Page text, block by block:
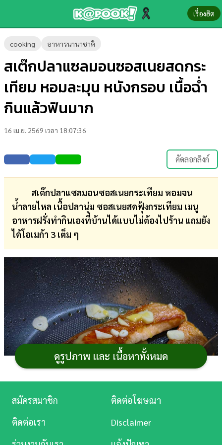
เรื่องฮิต
cooking อาหารนานาชาติ
สเต๊กปลาแซลมอนซอสเนยสดกระ
เทียม หอมละมุน หนังกรอบ เนื้อฉ่ำ
กินแล้วฟินมาก
16 เม.ย. 2569 เวลา 18:07:36
คัดลอกลิงก์
สเต๊กปลาแซลมอนซอสเนยกระเทียม หอมจน
น้ำลายไหล เนื้อปลานุ่ม ซอสเนยสดฟุ้งกระเทียม เมนู
อาหารฝรั่งทำกินเองที่บ้านได้แบบไม่ต้องไปร้าน แถมยัง
ได้โอเมก้า 3 เต็ม ๆ
ดูรูปภาพ และ เนื้อหาทั้งหมด
ข่าว-
ความ
รู้
บันเทิง
ตรวจ
หวย
บอล
สด
การ
การ
ศึกษา
บันเทิง
ดู
หนัง
สมัครสมาชิก
ติดต่อโฆษณา
ติดต่อเรา
Disclaimer